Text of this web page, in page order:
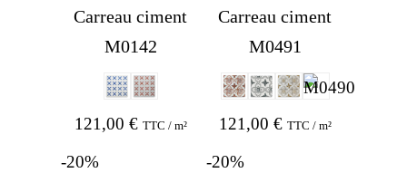
Carreau ciment
M0142
121,00 € TTC / m²
Carreau ciment
M0491
121,00 € TTC / m²
-20% -20%